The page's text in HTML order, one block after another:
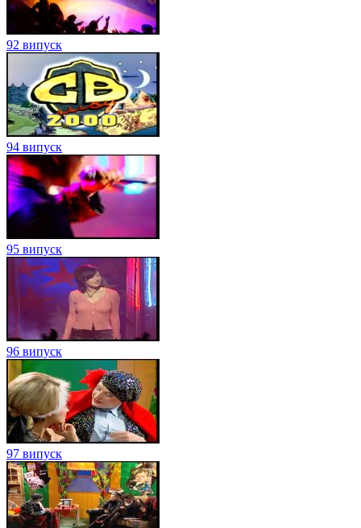
92 випуск
94 випуск
95 випуск
96 випуск
97 випуск